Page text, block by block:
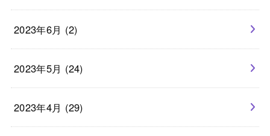
2023年6月 (2)
2023年5月 (24)
2023年4月 (29)